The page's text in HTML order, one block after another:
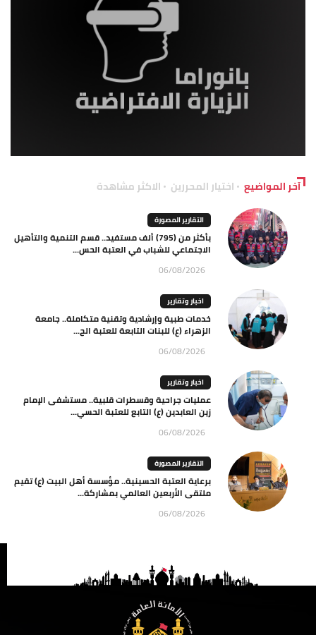
آخر المواضيع اختيار المحررين الاكثر مشاهدة
التقارير المصورة
بأكثر من (795) ألف مستفيد.. قسم التنمية والتأهيل
الاجتماعي للشباب في العتبة الحس...
06/08/2026
اخبار وتقارير
خدمات طبية وإرشادية وتقنية متكاملة.. جامعة
الزهراء (ع) للبنات التابعة للعتبة الح...
06/08/2026
اخبار وتقارير
عمليات جراحية وقسطرات قلبية.. مستشفى الإمام
زين العابدين (ع) التابع للعتبة الحسي...
06/08/2026
التقارير المصورة
برعاية العتبة الحسينية.. مؤسسة أهل البيت (ع) تقيم
ملتقى الأربعين العالمي بمشاركة...
06/08/2026